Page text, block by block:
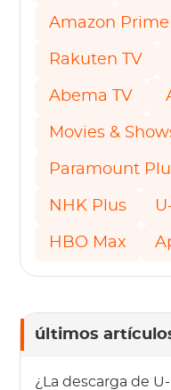
Amazon Prime
Rakuten TV
Abema TV
Movies &
Paramount
NHK Plus
HBO Max
últimos
¿La descarga de U-